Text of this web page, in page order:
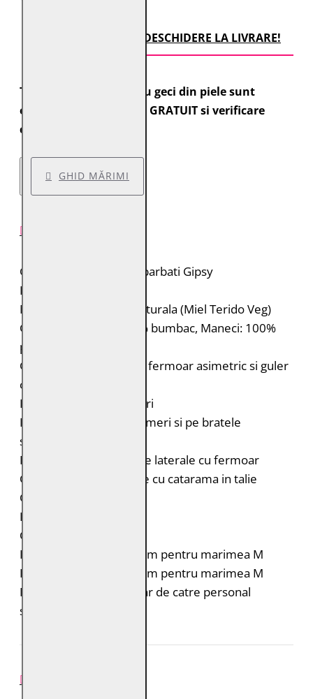
TRANSPORT CU DESCHIDERE LA LIVRARE!
Toate comenzile pentru geci din piele sunt
expediate cu transport GRATUIT si verificare
colet.
GHID MĂRIMI
Geaca de piele pentru barbati Gipsy
Brand: Gipsy 2.0
Material: 100% piele naturala (Miel Terido Veg)
Captuseala: Corp: 100% bumbac, Maneci: 100%
poliester
Geaca de piele biker cu fermoar asimetric si guler
cu rever
Insertii elastice pe umeri
Portiuni matlasate pe umeri si pe bratele
superioare
Doua buzunare verticale laterale cu fermoar
Curele laterale reglabile cu catarama in talie
Captuseala imprimata
Fermoar la maneci
Croiala: Slim Fit
Lungimea spatelui: 64 cm pentru marimea M
Lungimea manecii: 68 cm pentru marimea M
Intretinere: Spalare doar de catre personal
specializat